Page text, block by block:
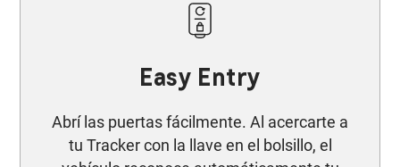
Easy Entry
Abrí las puertas fácilmente. Al acercarte a
tu Tracker con la llave en el bolsillo, el